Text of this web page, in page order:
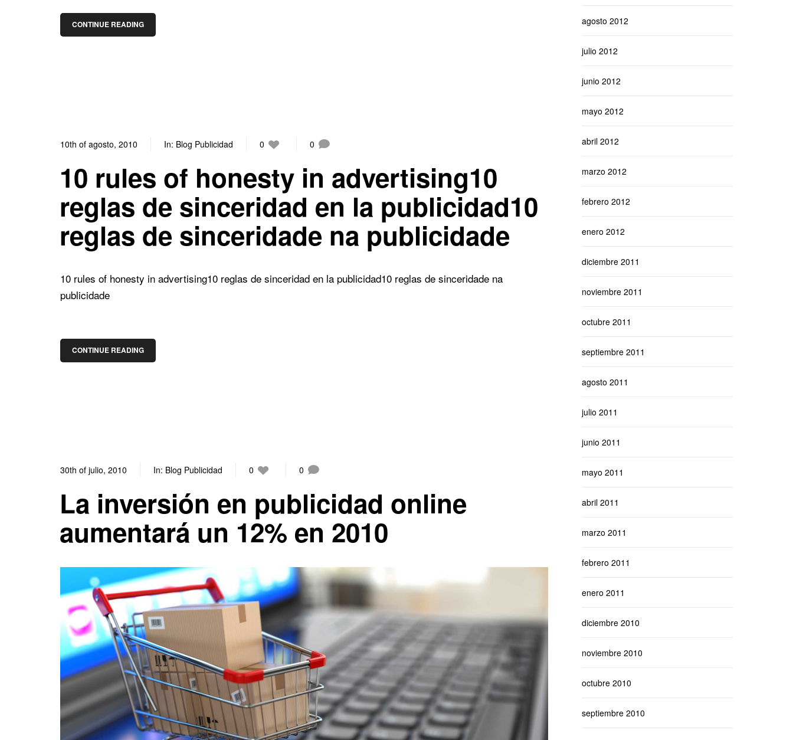
CONTINUE READING
10th of agosto, 2010 In: Blog Publicidad 0 0
10 rules of honesty in advertising10
reglas de sinceridad en la publicidad10
reglas de sinceridade na publicidade
10 rules of honesty in advertising10 reglas de sinceridad en la publicidad10 reglas de sinceridade na
publicidade
CONTINUE READING
30th of julio, 2010 In: Blog Publicidad 0 0
La inversión en publicidad online
aumentará un 12% en 2010
agosto 2012
julio 2012
junio 2012
mayo 2012
abril 2012
marzo 2012
febrero 2012
enero 2012
diciembre 2011
noviembre 2011
octubre 2011
septiembre 2011
agosto 2011
julio 2011
junio 2011
mayo 2011
abril 2011
marzo 2011
febrero 2011
enero 2011
diciembre 2010
noviembre 2010
octubre 2010
septiembre 2010